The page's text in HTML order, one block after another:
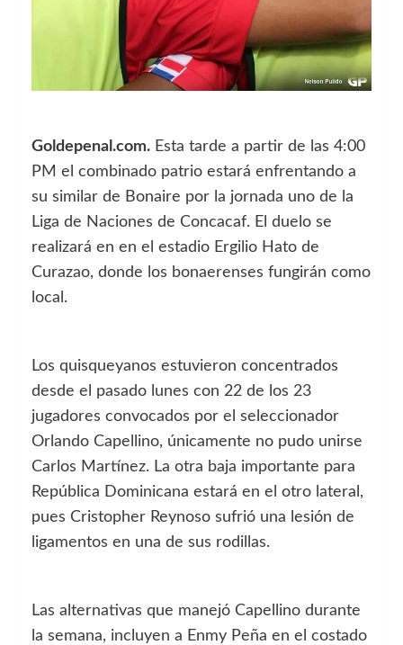
Goldepenal.com. Esta tarde a partir de las 4:00
PM el combinado patrio estará enfrentando a
su similar de Bonaire por la jornada uno de la
Liga de Naciones de Concacaf. El duelo se
realizará en en el estadio Ergilio Hato de
Curazao, donde los bonaerenses fungirán como
local.
Los quisqueyanos estuvieron concentrados
desde el pasado lunes con 22 de los 23
jugadores convocados por el seleccionador
Orlando Capellino, únicamente no pudo unirse
Carlos Martínez. La otra baja importante para
República Dominicana estará en el otro lateral,
pues Cristopher Reynoso sufrió una lesión de
ligamentos en una de sus rodillas.
Las alternativas que manejó Capellino durante
la semana, incluyen a Enmy Peña en el costado